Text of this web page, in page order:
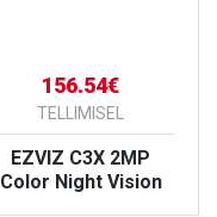
156.54€
TELLIMISEL
EZVIZ C3X 2MP
Color Night Vision